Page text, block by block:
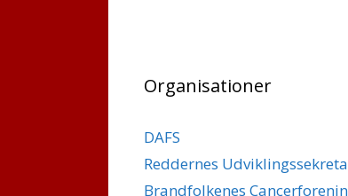
Organisationer
DAFS
Reddernes
Brandfolkenes